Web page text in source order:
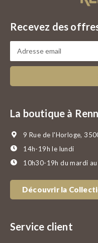
Recevez des
La boutique à
9 Rue de l'Horloge,
14h-19h le lundi
10h30-19h du mardi
Découvrir la
Service client